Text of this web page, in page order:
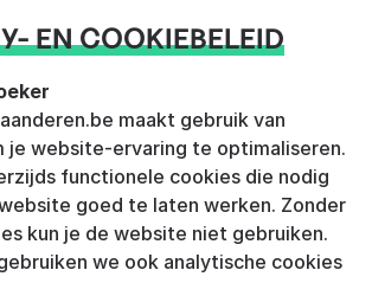
Vraag je niet af wat de
willen horen en probeer niets te
je aan een zoektocht met een
dat, maar maak duidelijk dat je
stappen zult zetten. Je hoeft
eindpunt te definiëren of honderd
te voegen. Liever niet zelfs.
EN COOKIEBELEID
maakt gebruik van
je website-ervaring te optimaliseren.
functionele cookies die nodig
goed te laten werken. Zonder
kun je de website niet gebruiken.
we ook analytische cookies